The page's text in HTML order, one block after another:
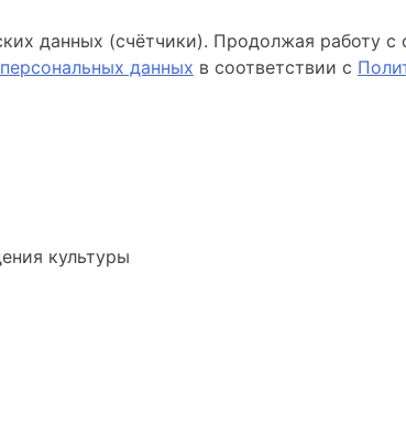
данных (счётчики). Продолжая работу с
данных в соответствии с
культуры